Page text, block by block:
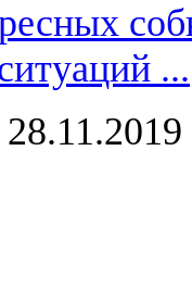
...
28.11.2019